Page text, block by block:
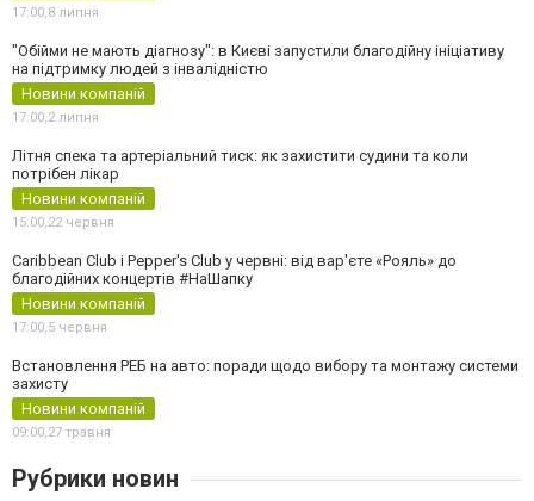
17:00,8 липня
"Обійми не мають діагнозу": в Києві запустили благодійну ініціативу
на підтримку людей з інвалідністю
Новини компаній
17:00,2 липня
Літня спека та артеріальний тиск: як захистити судини та коли
потрібен лікар
Новини компаній
15:00,22 червня
Caribbean Club і Pepper's Club у червні: від вар'єте «Рояль» до
благодійних концертів #НаШапку
Новини компаній
17:00,5 червня
Встановлення РЕБ на авто: поради щодо вибору та монтажу системи
захисту
Новини компаній
09:00,27 травня
Рубрики новин